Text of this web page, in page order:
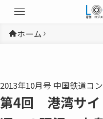
ホーム
2013年10月号 中国鉄道コ
第4回 港湾サイ